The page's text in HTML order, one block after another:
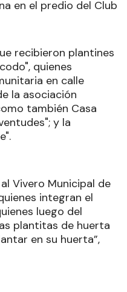
en el predio del Club
recibieron plantines
quienes
en calle
la asociación
también Casa
y la
Vivero Municipal de
integran el
luego del
plantitas de huerta
en su huerta”,